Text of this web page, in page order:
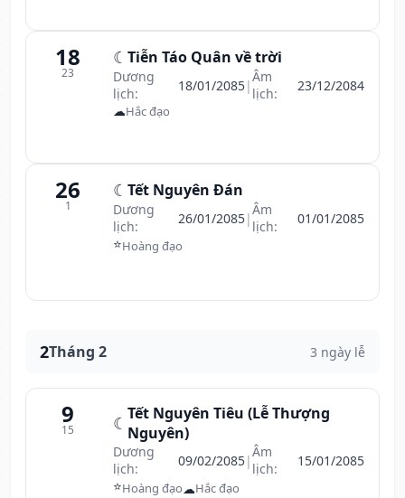
18
23
☾ Tiễn Táo Quân về trời
Dương
lịch:
18/01/2085|Âm
lịch:
23/12/2084
☁Hắc đạo
26
1
☾ Tết Nguyên Đán
Dương
lịch:
26/01/2085|Âm
lịch:
01/01/2085
⭐Hoàng đạo
2Tháng 2 3 ngày lễ
9
15 ☾ Tết Nguyên Tiêu (Lễ Thượng
Nguyên)
Dương
lịch:
09/02/2085|Âm
lịch:
15/01/2085
⭐Hoàng đạo☁Hắc đạo